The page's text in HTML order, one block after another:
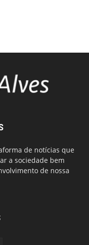
de notícias que
a sociedade bem
de nossa